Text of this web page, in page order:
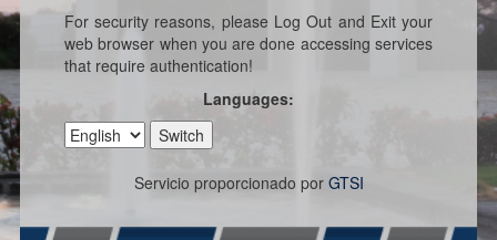
For security reasons, please Log Out and Exit your
web browser when you are done accessing services
that require authentication!
Languages:
Servicio proporcionado por GTSI